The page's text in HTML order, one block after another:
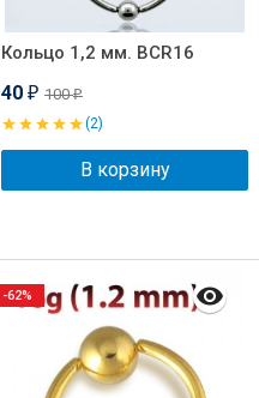
Кольцо 1,2 мм. BCR16
40 ₽ 100₽
(2)
В корзину
-62%